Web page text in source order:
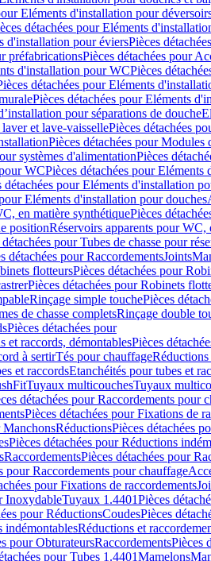
Eléments d'installation pour
détachées pour Eléments
d'installation pour éviersPièces
préfabricationsPièces détachées pour
d'installation pour WCPièces
détachées pour Eléments
Pièces détachées pour Eléments
pour séparations de douche
et lave-vaissellePièces détachées
Pièces détachées pour Modules
systèmes d'alimentationPièces
WCPièces détachées pour
détachées pour Eléments d'installation
Eléments d'installation pour douches
en matière synthétiquePièces
positionRéservoirs apparents pour WC,
détachées pour Tubes de chasse pour
détachées pour RaccordementsJoints
flotteursPièces détachées pour
Pièces détachées pour Robinets
Rinçage simple touchePièces
de chasse completsRinçage double
Pièces détachées pour
et raccords, démontablesPièces
à sertirTés pour chauffage
et raccordsEtanchéités pour tubes et
Tuyaux multicouchesTuyaux
détachées pour Raccordements pour
Pièces détachées pour Fixations de
ManchonsRéductionsPièces détachées
Pièces détachées pour Réductions
RaccordementsPièces détachées pour
pour Raccordements pour chauffage
pour Fixations de raccordements
InoxydableTuyaux 1.4401Pièces
pour RéductionsCoudesPièces
indémontablesRéductions et
pour ObturateursRaccordementsPièces
pour Tubes 1.4401Mamelons